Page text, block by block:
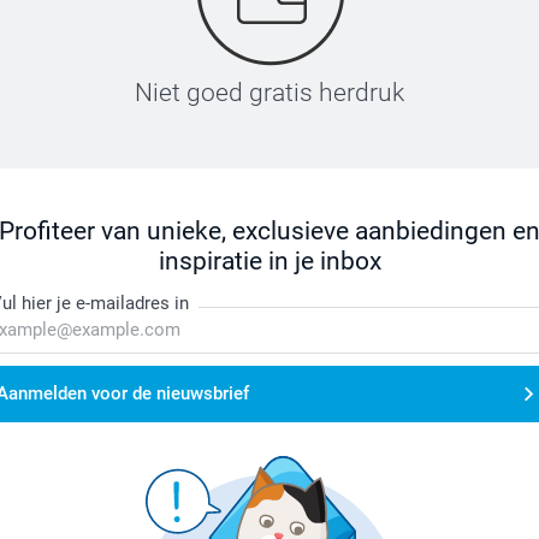
Niet goed gratis herdruk
Profiteer van unieke, exclusieve aanbiedingen en
inspiratie in je inbox
hier je e-mailadres in
voor de nieuwsbrief